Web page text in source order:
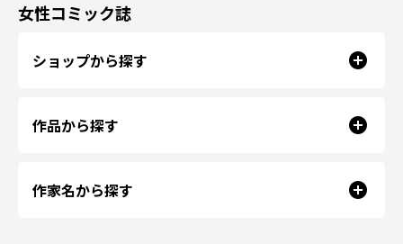
女性コミック誌
ショップから探す
作品から探す
作家名から探す